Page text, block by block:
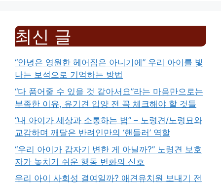
최신 글
“안녕은 영원한 헤어짐은 아니기에” 우리 아이를 빛
나는 보석으로 기억하는 방법
“다 품어줄 수 있을 것 같아서요”라는 마음만으로는
부족한 이유, 유기견 입양 전 꼭 체크해야 할 것들
“내 아이가 세상과 소통하는 법” – 노령견/노령묘와
교감하며 깨달은 반려인만의 ‘핸들러’ 역할
“우리 아이가 갑자기 변한 게 아닐까?” 노령견 보호
자가 놓치기 쉬운 행동 변화의 신호
우리 아이 사회성 결여일까? 애견유치원 보내기 전